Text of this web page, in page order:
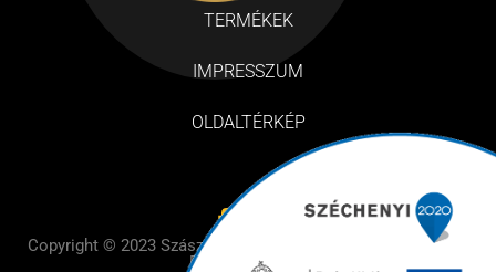
TERMÉKEK
IMPRESSZUM
OLDALTÉRKÉP
Copyright © 2023 Szász Pékség– Design by BE Design – All
Rights Reserved